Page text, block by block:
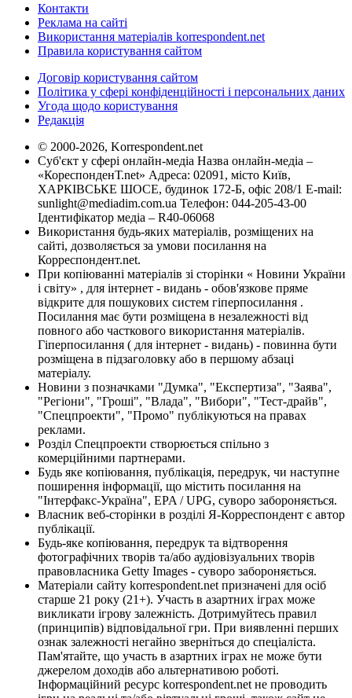
Контакти
Реклама на сайті
Використання матеріалів korrespondent.net
Правила користування сайтом
Договір користування сайтом
Політика у сфері конфіденційності і персональних даних
Угода щодо користування
Редакція
© 2000-2026, Korrespondent.net
Суб'єкт у сфері онлайн-медіа Назва онлайн-медіа –
«КореспонденТ.net» Адреса: 02091, місто Київ,
ХАРКІВСЬКЕ ШОСЕ, будинок 172-Б, офіс 208/1 E-mail:
sunlight@mediadim.com.ua Телефон: 044-205-43-00
Ідентифікатор медіа – R40-06068
Використання будь-яких матеріалів, розміщених на
сайті, дозволяється за умови посилання на
Корреспондент.net.
При копіюванні матеріалів зі сторінки « Новини України
і світу» , для інтернет - видань - обов'язкове пряме
відкрите для пошукових систем гіперпосилання .
Посилання має бути розміщена в незалежності від
повного або часткового використання матеріалів.
Гіперпосилання ( для інтернет - видань) - повинна бути
розміщена в підзаголовку або в першому абзаці
матеріалу.
Новини з позначками "Думка", "Експертиза", "Заява",
"Регіони", "Гроші", "Влада", "Вибори", "Тест-драйв",
"Спецпроекти", "Промо" публікуються на правах
реклами.
Розділ Спецпроекти створюється спільно з
комерційними партнерами.
Будь яке копіювання, публікація, передрук, чи наступне
поширення інформації, що містить посилання на
"Інтерфакс-Україна", EPA / UPG, суворо забороняється.
Власник веб-сторінки в розділі Я-Корреспондент є автор
публікації.
Будь-яке копіювання, передрук та відтворення
фотографічних творів та/або аудіовізуальних творів
правовласника Getty Images - суворо забороняється.
Матеріали сайту korrespondent.net призначені для осіб
старше 21 року (21+). Участь в азартних іграх може
викликати ігрову залежність. Дотримуйтесь правил
(принципів) відповідальної гри. При виявленні перших
ознак залежності негайно зверніться до спеціаліста.
Пам'ятайте, що участь в азартних іграх не може бути
джерелом доходів або альтернативою роботі.
Інформаційний ресурс korrespondent.net не проводить